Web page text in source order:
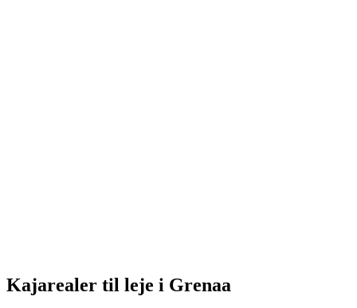
Kajarealer til leje i Grenaa